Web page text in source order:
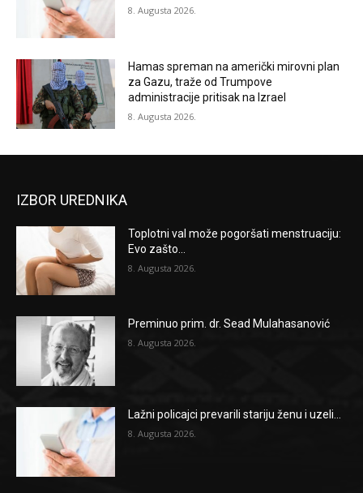
8. Augusta 2026.
Hamas spreman na američki mirovni plan
za Gazu, traže od Trumpove
administracije pritisak na Izrael
8. Augusta 2026.
IZBOR UREDNIKA
Toplotni val može pogoršati menstruaciju:
Evo zašto...
8. Augusta 2026.
Preminuo prim. dr. Sead Mulahasanović
8. Augusta 2026.
Lažni policajci prevarili stariju ženu i uzeli...
8. Augusta 2026.